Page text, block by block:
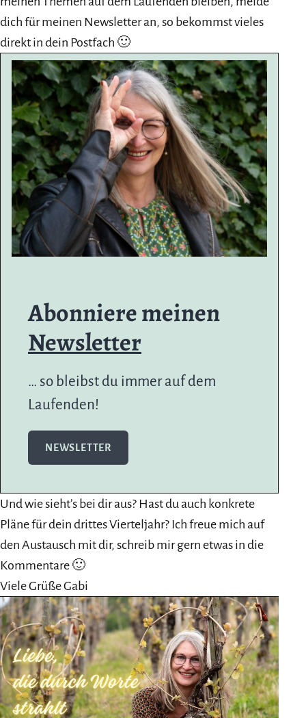
dich für meinen Newsletter an, so bekommst vieles
direkt in dein Postfach 🙂
Abonniere meinen
Newsletter
… so bleibst du immer auf dem
Laufenden!
NEWSLETTER
Und wie sieht’s bei dir aus? Hast du auch konkrete
Pläne für dein drittes Vierteljahr? Ich freue mich auf
den Austausch mit dir, schreib mir gern etwas in die
Kommentare 🙂
Viele Grüße Gabi